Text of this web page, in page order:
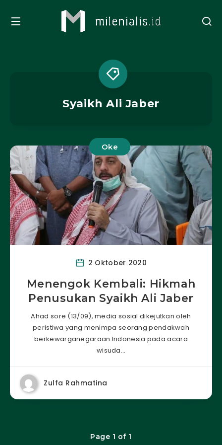
Syaikh Ali Jaber
Oke
2 Oktober 2020
Menengok Kembali: Hikmah
Penusukan Syaikh Ali Jaber
Ahad sore (13/09), media sosial dikejutkan oleh
peristiwa yang menimpa seorang pendakwah
berkewarganegaraan Indonesia pada acara
wisuda…
Zulfa Rahmatina
Page 1 of 1